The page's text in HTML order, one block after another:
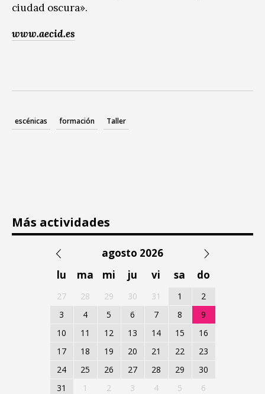
ciudad oscura».
www.aecid.es
escénicas formación Taller
Más actividades
agosto 2026
lu
ma mi ju vi sa do
27 28 29 30 31 1
2
3
4 5 6 7 8
9
10
11 12 13 14 15
16
17
18 19 20 21 22
23
24
25 26 27 28 29
30
31
1 2 3 4 5 6